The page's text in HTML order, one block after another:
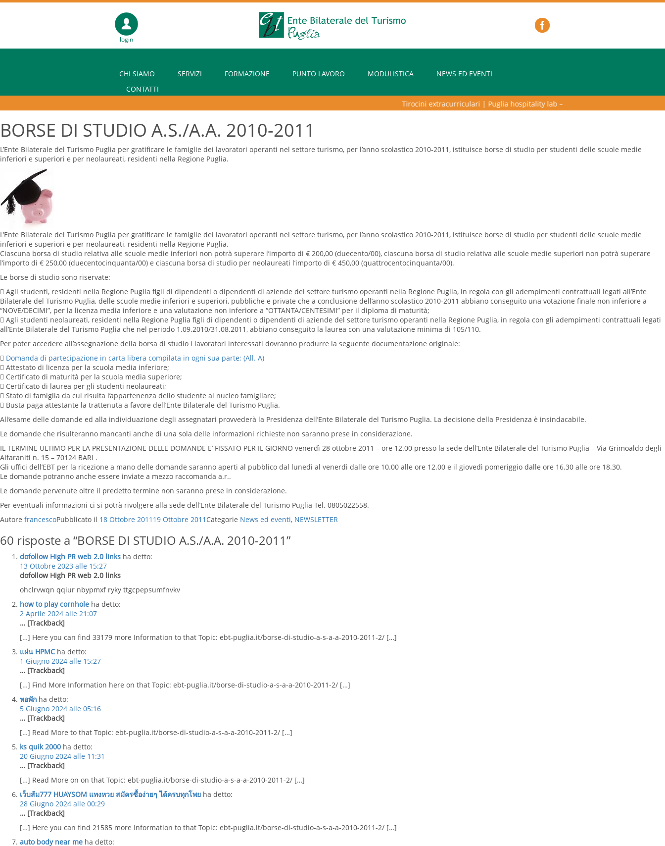
login
CHI SIAMO SERVIZI FORMAZIONE PUNTO LAVORO MODULISTICA
NEWS ED EVENTI
CONTATTI
Tirocini extracurriculari|Puglia hospitality lab – programma di alta formazione
BORSE DI STUDIO A.S./A.A. 2010-2011
L’Ente Bilaterale del Turismo Puglia per gratificare le famiglie dei lavoratori operanti nel settore turismo, per l’anno scolastico 2010-2011, istituisce borse di studio per studenti delle scuole medie
inferiori e superiori e per neolaureati, residenti nella Regione Puglia.
L’Ente Bilaterale del Turismo Puglia per gratificare le famiglie dei lavoratori operanti nel settore turismo, per l’anno scolastico 2010-2011, istituisce borse di studio per studenti delle scuole medie
inferiori e superiori e per neolaureati, residenti nella Regione Puglia.
Ciascuna borsa di studio relativa alle scuole medie inferiori non potrà superare l’importo di € 200,00 (duecento/00), ciascuna borsa di studio relativa alle scuole medie superiori non potrà superare
l’importo di € 250,00 (duecentocinquanta/00) e ciascuna borsa di studio per neolaureati l’importo di € 450,00 (quattrocentocinquanta/00).
Le borse di studio sono riservate:
 Agli studenti, residenti nella Regione Puglia figli di dipendenti o dipendenti di aziende del settore turismo operanti nella Regione Puglia, in regola con gli adempimenti contrattuali legati all’Ente
Bilaterale del Turismo Puglia, delle scuole medie inferiori e superiori, pubbliche e private che a conclusione dell’anno scolastico 2010-2011 abbiano conseguito una votazione finale non inferiore a
“NOVE/DECIMI”, per la licenza media inferiore e una valutazione non inferiore a “OTTANTA/CENTESIMI” per il diploma di maturità;
 Agli studenti neolaureati, residenti nella Regione Puglia figli di dipendenti o dipendenti di aziende del settore turismo operanti nella Regione Puglia, in regola con gli adempimenti contrattuali legati
all’Ente Bilaterale del Turismo Puglia che nel periodo 1.09.2010/31.08.2011, abbiano conseguito la laurea con una valutazione minima di 105/110.
Per poter accedere all’assegnazione della borsa di studio i lavoratori interessati dovranno produrre la seguente documentazione originale:
 Domanda di partecipazione in carta libera compilata in ogni sua parte; (All. A)
 Attestato di licenza per la scuola media inferiore;
 Certificato di maturità per la scuola media superiore;
 Certificato di laurea per gli studenti neolaureati;
 Stato di famiglia da cui risulta l’appartenenza dello studente al nucleo famigliare;
 Busta paga attestante la trattenuta a favore dell’Ente Bilaterale del Turismo Puglia.
All’esame delle domande ed alla individuazione degli assegnatari provvederà la Presidenza dell’Ente Bilaterale del Turismo Puglia. La decisione della Presidenza è insindacabile.
Le domande che risulteranno mancanti anche di una sola delle informazioni richieste non saranno prese in considerazione.
IL TERMINE ULTIMO PER LA PRESENTAZIONE DELLE DOMANDE E’ FISSATO PER IL GIORNO venerdì 28 ottobre 2011 – ore 12.00 presso la sede dell’Ente Bilaterale del Turismo Puglia – Via Grimoaldo degli
Alfaraniti n. 15 – 70124 BARI .
Gli uffici dell’EBT per la ricezione a mano delle domande saranno aperti al pubblico dal lunedì al venerdì dalle ore 10.00 alle ore 12.00 e il giovedì pomeriggio dalle ore 16.30 alle ore 18.30.
Le domande potranno anche essere inviate a mezzo raccomanda a.r..
Le domande pervenute oltre il predetto termine non saranno prese in considerazione.
Per eventuali informazioni ci si potrà rivolgere alla sede dell’Ente Bilaterale del Turismo Puglia Tel. 0805022558.
Autore francescoPubblicato il 18 Ottobre 2011 19 Ottobre 2011 Categorie News ed eventi, NEWSLETTER
60 risposte a “BORSE DI STUDIO A.S./A.A. 2010-2011”
dofollow High PR web 2.0 links ha detto:
13 Ottobre 2023 alle 15:27
dofollow High PR web 2.0 links
ohclrvwqn qqiur nbypmxf ryky ttgcpepsumfnvkv
how to play cornhole ha detto:
2 Aprile 2024 alle 21:07
… [Trackback]
[…] Here you can find 33179 more Information to that Topic: ebt-puglia.it/borse-di-studio-a-s-a-a-2010-2011-2/ […]
แผ่น HPMC ha detto:
1 Giugno 2024 alle 15:27
… [Trackback]
[…] Find More Information here on that Topic: ebt-puglia.it/borse-di-studio-a-s-a-a-2010-2011-2/ […]
หอพัก ha detto:
5 Giugno 2024 alle 05:16
… [Trackback]
[…] Read More to that Topic: ebt-puglia.it/borse-di-studio-a-s-a-a-2010-2011-2/ […]
ks quik 2000 ha detto:
20 Giugno 2024 alle 11:31
… [Trackback]
[…] Read More on on that Topic: ebt-puglia.it/borse-di-studio-a-s-a-a-2010-2011-2/ […]
เว็บส้ม777 HUAYSOM แทงหวย สมัครซื้อง่ายๆ ได้ครบทุกโพย ha detto:
28 Giugno 2024 alle 00:29
… [Trackback]
[…] Here you can find 21585 more Information to that Topic: ebt-puglia.it/borse-di-studio-a-s-a-a-2010-2011-2/ […]
auto body near me ha detto: